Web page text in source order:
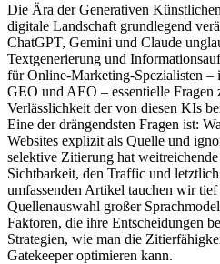
Die Ära der Generativen
digitale Landschaft grundlegend
ChatGPT, Gemini und Claude
Textgenerierung und
für Online-Marketing-Spezialisten –
GEO und AEO – essentielle Fragen
Verlässlichkeit der von diesen KIs
Eine der drängendsten Fragen ist:
Websites explizit als Quelle und
selektive Zitierung hat
Sichtbarkeit, den Traffic und
umfassenden Artikel tauchen wir
Quellenauswahl großer
Faktoren, die ihre Entscheidungen
Strategien, wie man die
Gatekeeper optimieren kann.